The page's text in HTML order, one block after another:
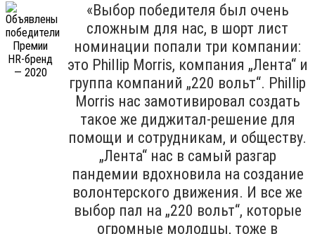
«Выбор победителя был очень
сложным для нас, в шорт лист
номинации попали три компании:
это Phillip Morris, компания „Лента“ и
группа компаний „220 вольт“. Phillip
Morris нас замотивировал создать
такое же диджитал-решение для
помощи и сотрудникам, и обществу.
„Лента“ нас в самый разгар
пандемии вдохновила на создание
волонтерского движения. И все же
выбор пал на „220 вольт“, которые
огромные молодцы, тоже в